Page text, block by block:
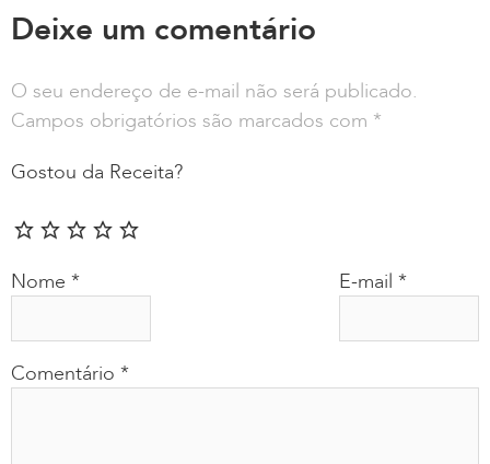
Deixe um comentário
O seu endereço de e-mail não será publicado.
Campos obrigatórios são marcados com *
Gostou da Receita?
Comentário *
Nome * E-mail *